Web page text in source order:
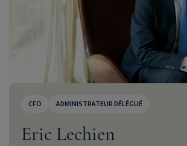
CFO ADMINISTRATEUR DÉLÉGUÉ
Eric Lechien